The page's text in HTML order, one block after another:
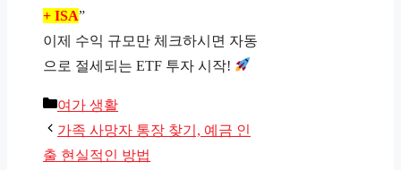
+ ISA”
이제 수익 규모만 체크하시면 자동
으로 절세되는 ETF 투자 시작!
카
테
고
여가 생활
가족 사망자 통장 찾기, 예금 인
출 현실적인 방법